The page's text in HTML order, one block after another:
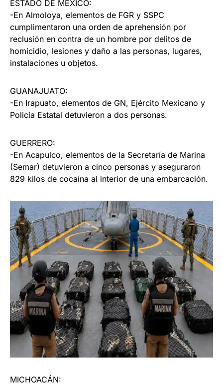
ESTADO DE MÉXICO:
-En Almoloya, elementos de FGR y SSPC
cumplimentaron una orden de aprehensión por
reclusión en contra de un hombre por delitos de
homicidio, lesiones y daño a las personas, lugares,
instalaciones u objetos.
GUANAJUATO:
-En Irapuato, elementos de GN, Ejército Mexicano y
Policía Estatal detuvieron a dos personas.
GUERRERO:
-En Acapulco, elementos de la Secretaría de Marina
(Semar) detuvieron a cinco personas y aseguraron
829 kilos de cocaína al interior de una embarcación.
MICHOACÁN: